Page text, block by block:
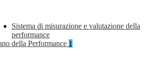
Sistema di misurazione e valutazione della
performance
della Performance 1